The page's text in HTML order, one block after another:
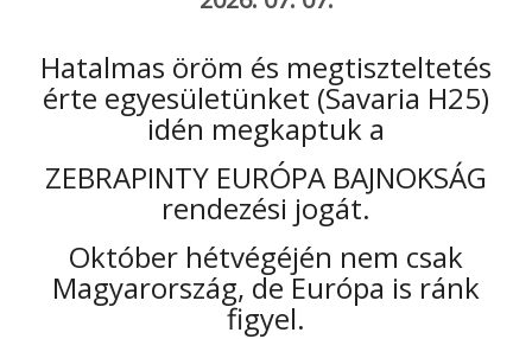
Hatalmas öröm és megtiszteltetés
érte egyesületünket (Savaria H25)
idén megkaptuk a
ZEBRAPINTY EURÓPA BAJNOKSÁG
rendezési jogát.
Október hétvégéjén nem csak
Magyarország, de Európa is ránk
figyel.